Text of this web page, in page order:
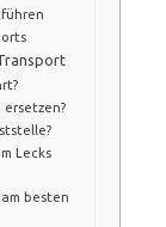
Lecks
besten